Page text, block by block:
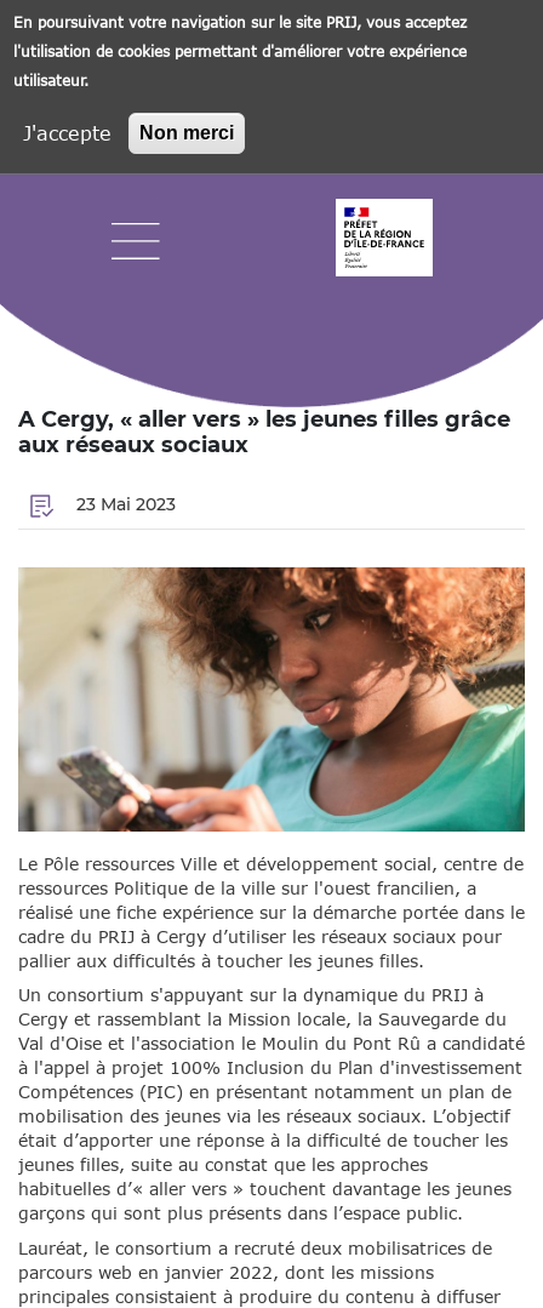
En poursuivant votre navigation sur le site PRIJ, vous acceptez
l'utilisation de cookies permettant d'améliorer votre expérience
utilisateur.
J'accepte Non merci
A Cergy, « aller vers » les jeunes filles grâce
aux réseaux sociaux
23 Mai 2023
Le Pôle ressources Ville et développement social, centre de
ressources Politique de la ville sur l'ouest francilien, a
réalisé une fiche expérience sur la démarche portée dans le
cadre du PRIJ à Cergy d’utiliser les réseaux sociaux pour
pallier aux difficultés à toucher les jeunes filles.
Un consortium s'appuyant sur la dynamique du PRIJ à
Cergy et rassemblant la Mission locale, la Sauvegarde du
Val d'Oise et l'association le Moulin du Pont Rû a candidaté
à l'appel à projet 100% Inclusion du Plan d'investissement
Compétences (PIC) en présentant notamment un plan de
mobilisation des jeunes via les réseaux sociaux. L’objectif
était d’apporter une réponse à la difficulté de toucher les
jeunes filles, suite au constat que les approches
habituelles d’« aller vers » touchent davantage les jeunes
garçons qui sont plus présents dans l’espace public.
Lauréat, le consortium a recruté deux mobilisatrices de
parcours web en janvier 2022, dont les missions
principales consistaient à produire du contenu à diffuser